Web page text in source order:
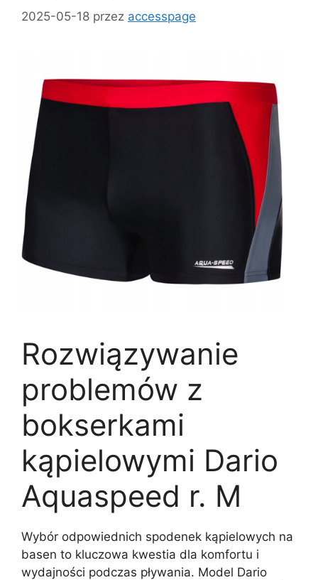
2025-05-18 przez accesspage
Rozwiązywanie
problemów z
bokserkami
kąpielowymi Dario
Aquaspeed r. M
Wybór odpowiednich spodenek kąpielowych na
basen to kluczowa kwestia dla komfortu i
wydajności podczas pływania. Model Dario